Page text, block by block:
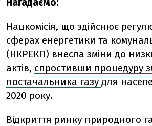
Нацкомісія, що здійснює
сферах енергетики та
(НКРЕКП) внесла зміни до
актів, спростивши процедуру
постачальника газу для
2020 року.
Відкриття ринку природного